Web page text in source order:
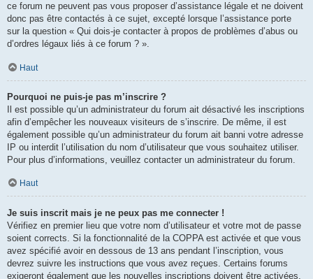
ce forum ne peuvent pas vous proposer d’assistance légale et ne doivent
donc pas être contactés à ce sujet, excepté lorsque l’assistance porte
sur la question « Qui dois-je contacter à propos de problèmes d’abus ou
d’ordres légaux liés à ce forum ? ».
Haut
Pourquoi ne puis-je pas m’inscrire ?
Il est possible qu’un administrateur du forum ait désactivé les inscriptions
afin d’empêcher les nouveaux visiteurs de s’inscrire. De même, il est
également possible qu’un administrateur du forum ait banni votre adresse
IP ou interdit l’utilisation du nom d’utilisateur que vous souhaitez utiliser.
Pour plus d’informations, veuillez contacter un administrateur du forum.
Haut
Je suis inscrit mais je ne peux pas me connecter !
Vérifiez en premier lieu que votre nom d’utilisateur et votre mot de passe
soient corrects. Si la fonctionnalité de la COPPA est activée et que vous
avez spécifié avoir en dessous de 13 ans pendant l’inscription, vous
devrez suivre les instructions que vous avez reçues. Certains forums
exigeront également que les nouvelles inscriptions doivent être activées,